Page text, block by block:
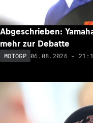
Abgeschrieben:
mehr zur Debatte
MOTOGP 06.08.2026 -